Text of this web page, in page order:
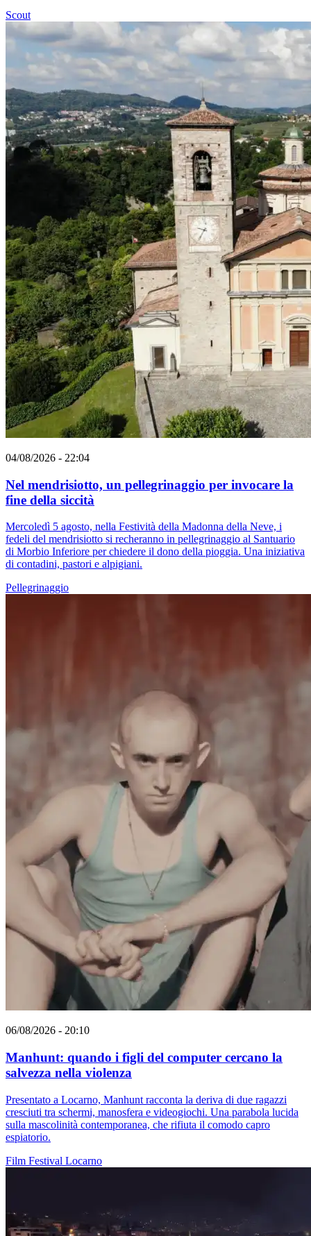
Scout
04/08/2026 - 22:04
Nel mendrisiotto, un pellegrinaggio per invocare la
fine della siccità
Mercoledì 5 agosto, nella Festività della Madonna della Neve, i
fedeli del mendrisiotto si recheranno in pellegrinaggio al Santuario
di Morbio Inferiore per chiedere il dono della pioggia. Una iniziativa
di contadini, pastori e alpigiani.
Pellegrinaggio
06/08/2026 - 20:10
Manhunt: quando i figli del computer cercano la
salvezza nella violenza
Presentato a Locarno, Manhunt racconta la deriva di due ragazzi
cresciuti tra schermi, manosfera e videogiochi. Una parabola lucida
sulla mascolinità contemporanea, che rifiuta il comodo capro
espiatorio.
Film Festival Locarno